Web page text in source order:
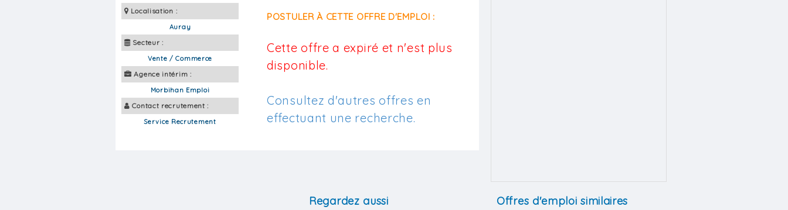
Localisation :
Auray
Secteur :
Vente / Commerce
Agence intérim :
Morbihan Emploi
Contact recrutement :
Service Recrutement
POSTULER À CETTE OFFRE D'EMPLOI :
Cette offre a expiré et n'est plus
disponible.
Consultez d'autres offres en
effectuant une recherche.
Offres d'emploi similaires
Regardez aussi